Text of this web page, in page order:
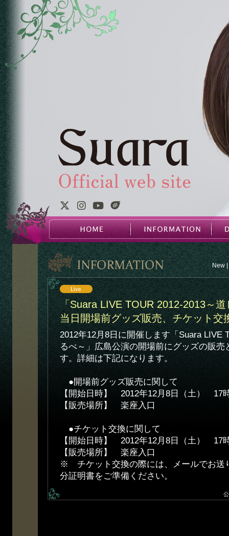
New |
「Suara LIVE TOUR 2012-2013～
当日開場前グッズ販売、チケット交
2012年12月8日に開催します「Suara LIVE
るべ～」広島公演の開場前にグッズの販
す。詳細は下記になります。
●開場前グッズ販売に関して
【開始日時】 2012年12月8日（土） 17
【販売場所】 楽座入口
●チケット交換に関して
【開始日時】 2012年12月8日（土） 17
【販売場所】 楽座入口
※ チケット交換の際には、メールでお送
分証明書をご準備ください。